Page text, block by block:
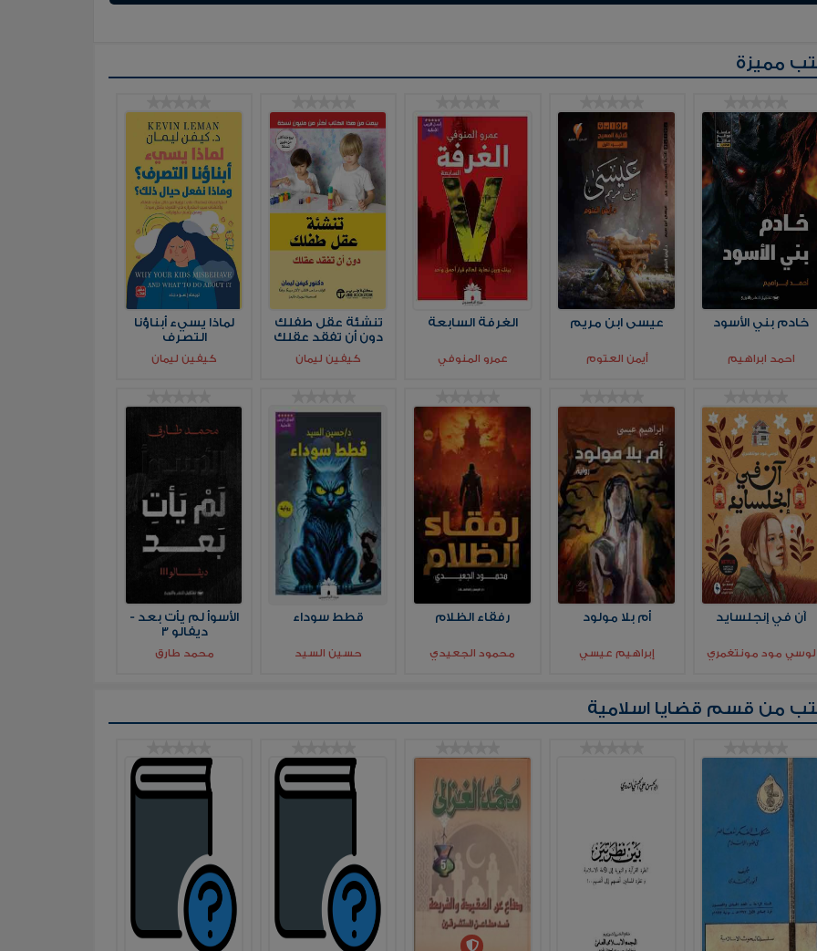
مميزة
خادم بني الأسود
احمد ابراهيم
عيسى ابن مريم
أيمن العتوم
الغرفة السابعة
عمرو المنوفي
تنشئة عقل طفلك
دون أن تفقد عقلك
كيفين ليمان
لماذا يسيء أبناؤنا
التصرف
كيفين ليمان
آن في إنجلسايد
لوسي مود مونتغمري
أم بلا مولود
إبراهيم عيسي
رفقاء الظلام
محمود الجعيدي
قطط سوداء
حسين السيد
الأسوأ لم يأت بعد -
ديفالو 3
محمد طارق
من قسم قضايا اسلامية